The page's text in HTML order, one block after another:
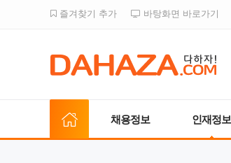
즐겨찾기 추가 바탕화면 바로가기
채용정보 인재정보